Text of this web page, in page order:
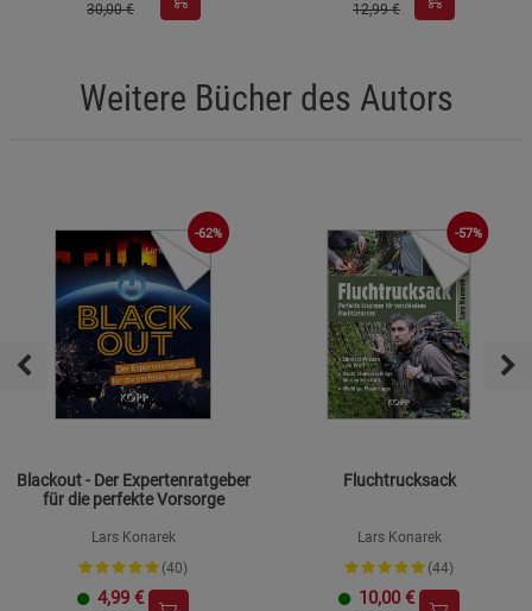
30,00 € 12,99 €
Weitere Bücher des Autors
-62%
Blackout - Der Expertenratgeber
für die perfekte Vorsorge
Lars Konarek
(40)
4,99 €
-57%
Fluchtrucksack
Lars Konarek
(44)
10,00 €